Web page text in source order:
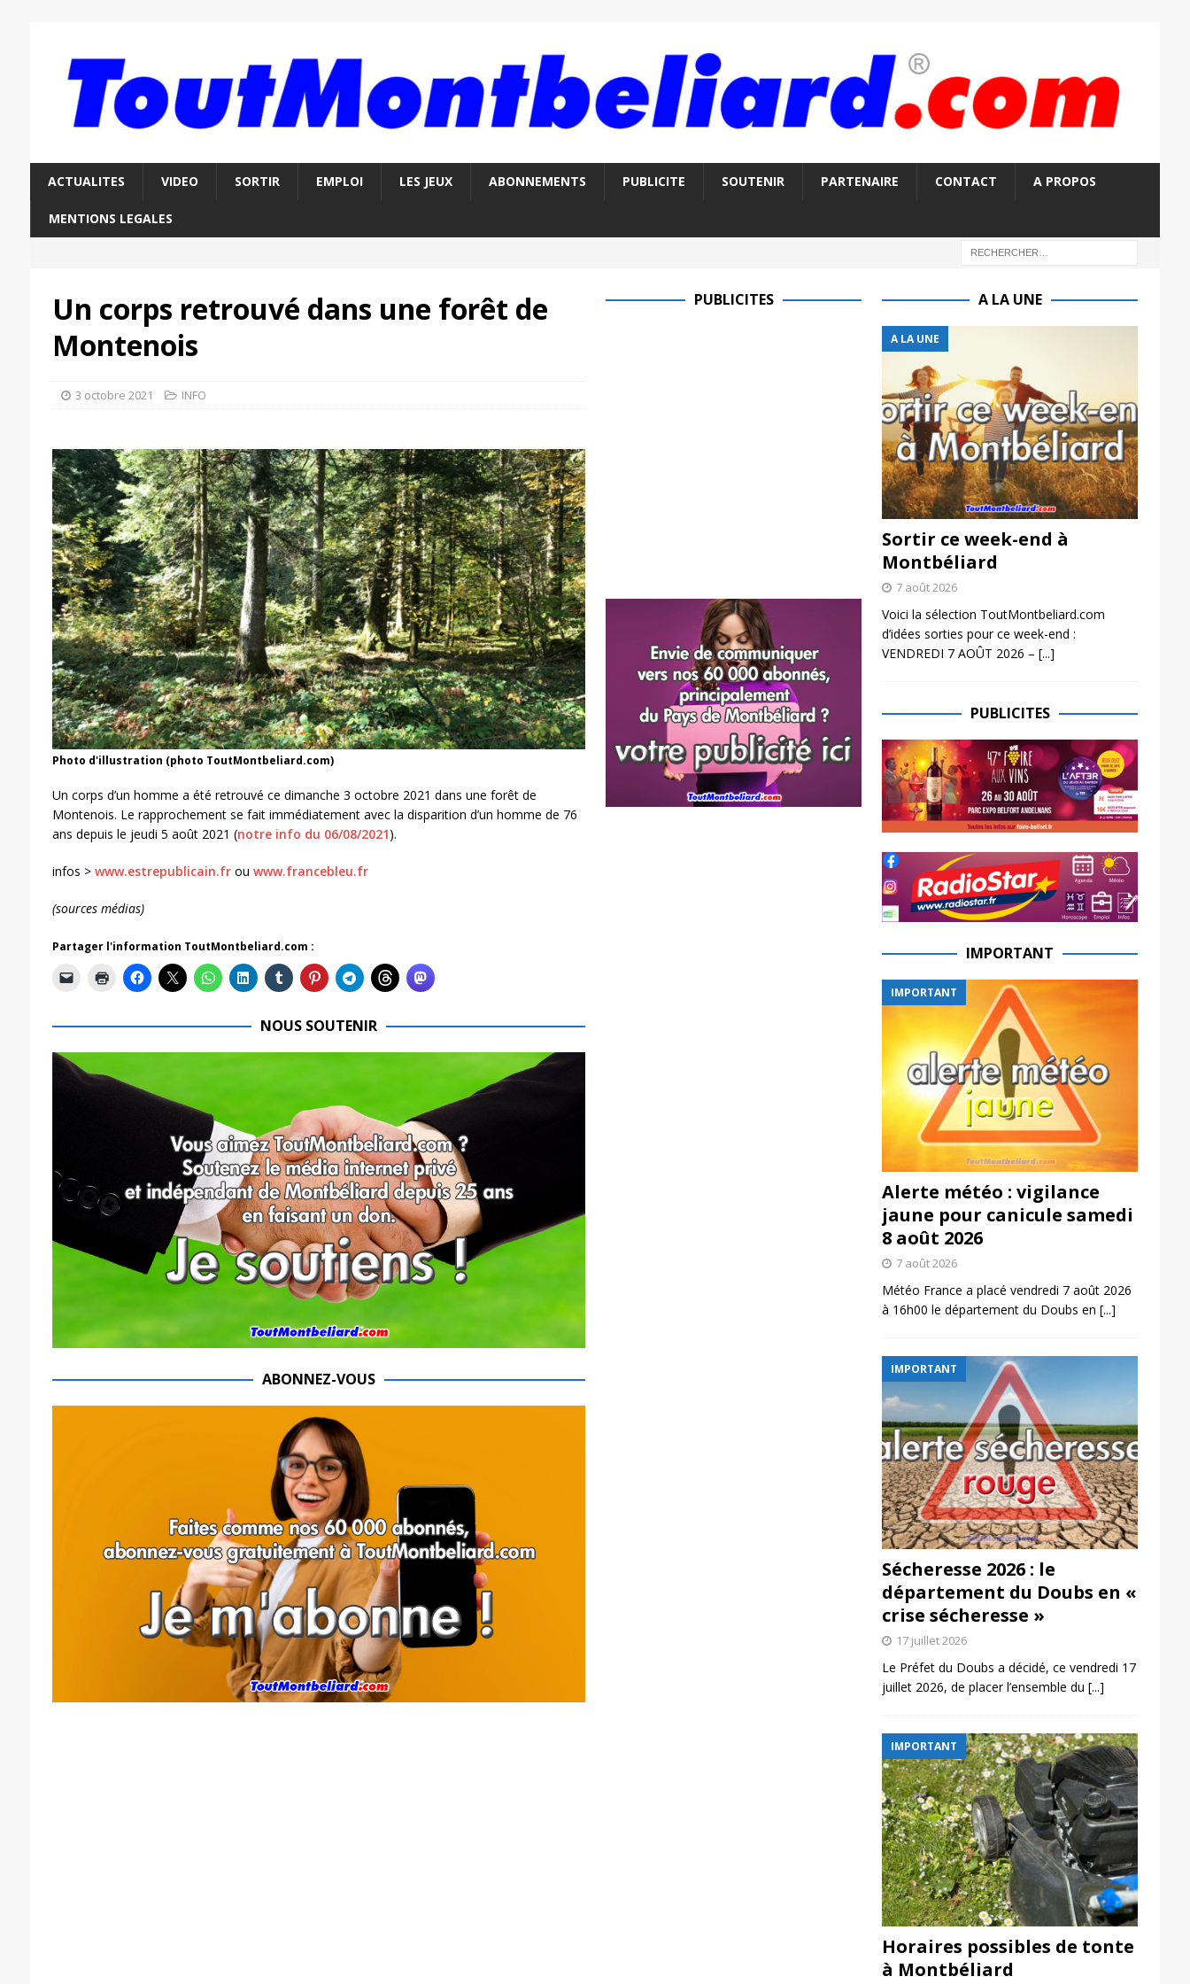
ACTUALITES VIDEO SORTIR EMPLOI LES JEUX ABONNEMENTS PUBLICITE SOUTENIR PARTENAIRE CONTACT A PROPOS
MENTIONS LEGALES
Un corps retrouvé dans une forêt de
Montenois
3 octobre 2021 INFO
Photo d'illustration (photo ToutMontbeliard.com)
Un corps d’un homme a été retrouvé ce dimanche 3 octobre 2021 dans une forêt de
Montenois. Le rapprochement se fait immédiatement avec la disparition d’un homme de 76
ans depuis le jeudi 5 août 2021 (notre info du 06/08/2021).
infos > www.estrepublicain.frou www.francebleu.fr
(sources médias)
Partager l'information ToutMontbeliard.com :
NOUS SOUTENIR
ABONNEZ-VOUS
PUBLICITES A LA UNE
A LA UNE
Sortir ce week-end à
Montbéliard
7 août 2026
Voici la sélection ToutMontbeliard.com
d’idées sorties pour ce week-end :
VENDREDI 7 AOÛT 2026 – [...]
PUBLICITES
IMPORTANT
IMPORTANT
Alerte météo : vigilance
jaune pour canicule samedi
8 août 2026
7 août 2026
Météo France a placé vendredi 7 août 2026
à 16h00 le département du Doubs en [...]
IMPORTANT
Sécheresse 2026 : le
département du Doubs en «
crise sécheresse »
17 juillet 2026
Le Préfet du Doubs a décidé, ce vendredi 17
juillet 2026, de placer l’ensemble du [...]
IMPORTANT
Horaires possibles de tonte
à Montbéliard